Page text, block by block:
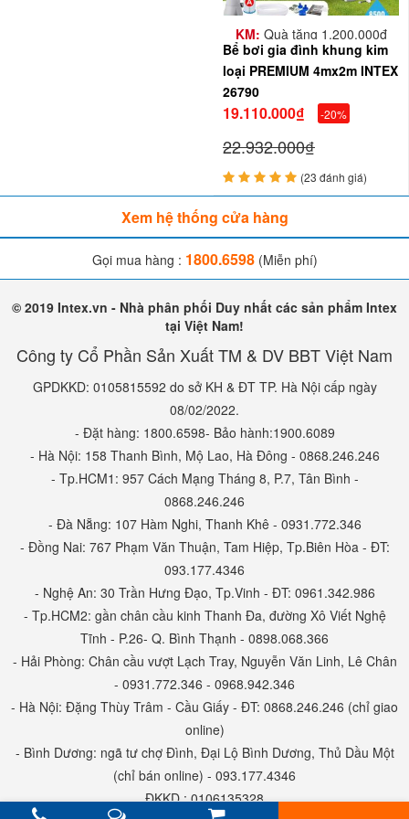
Nếu khách hàng muốn nước sạch mà không dùng đến hóa
chất Clo, có thể tham khảo 2 máy điện phân muối làm sạch
nước dưới đây
KM: Quà tặng 1.200.000đ
Bể bơi gia đình khung kim
loại PREMIUM 4mx2m INTEX
26790
19.110.000₫ -20%
22.932.000₫
(23 đánh giá)
Xem hệ thống cửa hàng
Gọi mua hàng : 1800.6598(Miễn phí)
© 2019 Intex.vn - Nhà phân phối Duy nhất các sản phẩm Intex
tại Việt Nam!
Công ty Cổ Phần Sản Xuất TM & DV BBT Việt Nam
GPDKKD: 0105815592 do sở KH & ĐT TP. Hà Nội cấp ngày
08/02/2022.
- Đặt hàng: 1800.6598- Bảo hành:1900.6089
- Hà Nội: 158 Thanh Bình, Mộ Lao, Hà Đông - 0868.246.246
- Tp.HCM1: 957 Cách Mạng Tháng 8, P.7, Tân Bình -
0868.246.246
- Đà Nẵng: 107 Hàm Nghi, Thanh Khê - 0931.772.346
- Đồng Nai: 767 Phạm Văn Thuận, Tam Hiệp, Tp.Biên Hòa - ĐT:
093.177.4346
- Nghệ An: 30 Trần Hưng Đạo, Tp.Vinh - ĐT: 0961.342.986
- Tp.HCM2: gần chân cầu kinh Thanh Đa, đường Xô Viết Nghệ
Tĩnh - P.26- Q. Bình Thạnh - 0898.068.366
- Hải Phòng: Chân cầu vượt Lạch Tray, Nguyễn Văn Linh, Lê Chân
- 0931.772.346 - 0968.942.346
- Hà Nội: Đặng Thùy Trâm - Cầu Giấy - ĐT: 0868.246.246 (chỉ giao
online)
- Bình Dương: ngã tư chợ Đình, Đại Lộ Bình Dương, Thủ Dầu Một
(chỉ bán online) - 093.177.4346
ĐKKD : 0106135328